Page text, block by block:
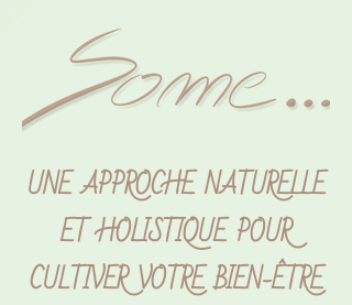
UNE APPROCHE NATURELLE
ET HOLISTIQUE POUR
CULTIVER VOTRE BIEN-ÊTRE